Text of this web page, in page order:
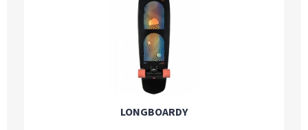
LONGBOARDY